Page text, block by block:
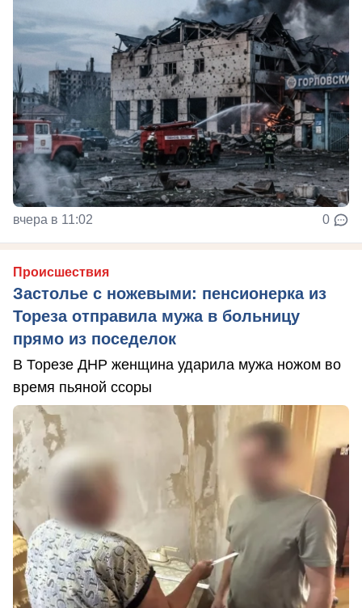
вчера в 11:02 0
Происшествия
Застолье с ножевыми: пенсионерка из
Тореза отправила мужа в больницу
прямо из поседелок
В Торезе ДНР женщина ударила мужа ножом во
время пьяной ссоры